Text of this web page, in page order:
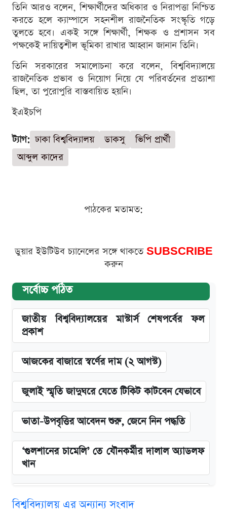
তিনি আরও বলেন, শিক্ষার্থীদের অধিকার ও নিরাপত্তা নিশ্চিত
করতে হলে ক্যাম্পাসে সহনশীল রাজনৈতিক সংস্কৃতি গড়ে
তুলতে হবে। একই সঙ্গে শিক্ষার্থী, শিক্ষক ও প্রশাসন সব
পক্ষকেই দায়িত্বশীল ভূমিকা রাখার আহ্বান জানান তিনি।
তিনি সরকারের সমালোচনা করে বলেন, বিশ্ববিদ্যালয়ে
রাজনৈতিক প্রভাব ও নিয়োগ নিয়ে যে পরিবর্তনের প্রত্যাশা
ছিল, তা পুরোপুরি বাস্তবায়িত হয়নি।
ইএইচপি
ট্যাগ: ঢাকা বিশ্ববিদ্যালয় ডাকসু
ভিপি প্রার্থী
আব্দুল কাদের
পাঠকের মতামত:
ডুয়ার ইউটিউব চ্যানেলের সঙ্গে থাকতে SUBSCRIBE
করুন
সর্বোচ্চ পঠিত
জাতীয় বিশ্ববিদ্যালয়ের মাস্টার্স শেষপর্বের ফল
প্রকাশ
আজকের বাজারে স্বর্ণের দাম (২ আগস্ট)
জুলাই স্মৃতি জাদুঘরে যেতে টিকিট কাটবেন যেভাবে
ভাতা-উপবৃত্তির আবেদন শুরু, জেনে নিন পদ্ধতি
‘গুলশানের চামেলি’ তে যৌনকর্মীর দালাল অ্যাডলফ
খান
বিশ্ববিদ্যালয় এর অন্যান্য সংবাদ